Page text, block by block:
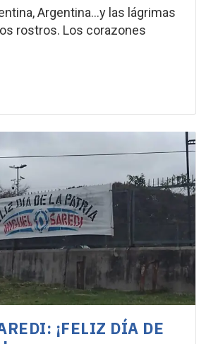
Argentina…y las lágrimas
rostros. Los corazones
¡FELIZ DÍA DE